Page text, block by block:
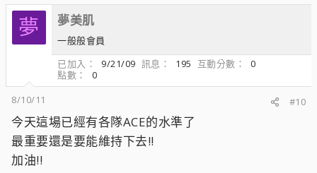
夢 夢美肌
一般般會員
已加入
9/21/09 訊息 195 互動分數
0
點數
0
8/10/11
#10
今天這場已經有各隊ACE的水準了
最重要還是要能維持下去!!
加油!!